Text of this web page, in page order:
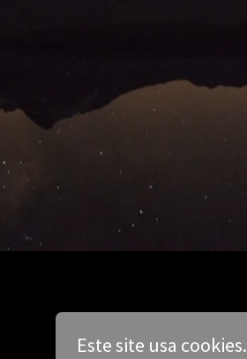
Este site usa cookies.